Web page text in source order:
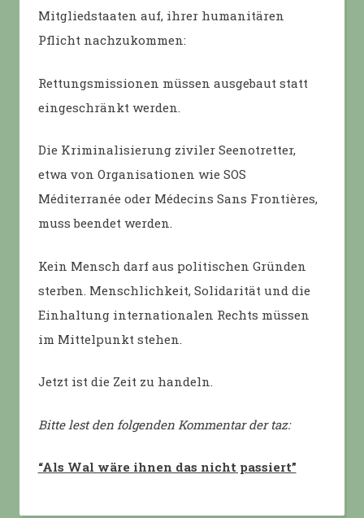
Mitgliedstaaten auf, ihrer humanitären
Pflicht nachzukommen:
Rettungsmissionen müssen ausgebaut statt
eingeschränkt werden.
Die Kriminalisierung ziviler Seenotretter,
etwa von Organisationen wie SOS
Méditerranée oder Médecins Sans Frontières,
muss beendet werden.
Kein Mensch darf aus politischen Gründen
sterben. Menschlichkeit, Solidarität und die
Einhaltung internationalen Rechts müssen
im Mittelpunkt stehen.
Jetzt ist die Zeit zu handeln.
Bitte lest den folgenden Kommentar der taz:
“Als Wal wäre ihnen das nicht passiert”